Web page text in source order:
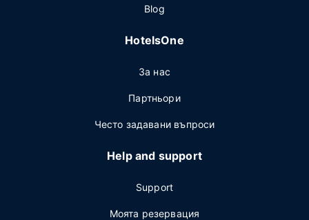
Blog
HotelsOne
За нас
Партньори
Често задавани въпроси
Help and support
Support
Моята резервация